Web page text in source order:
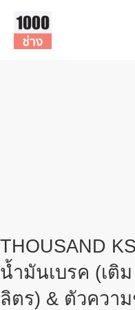
content
THOUSAND
น้ำมันเบรค (เติ
ลิตร) & ตัวควา